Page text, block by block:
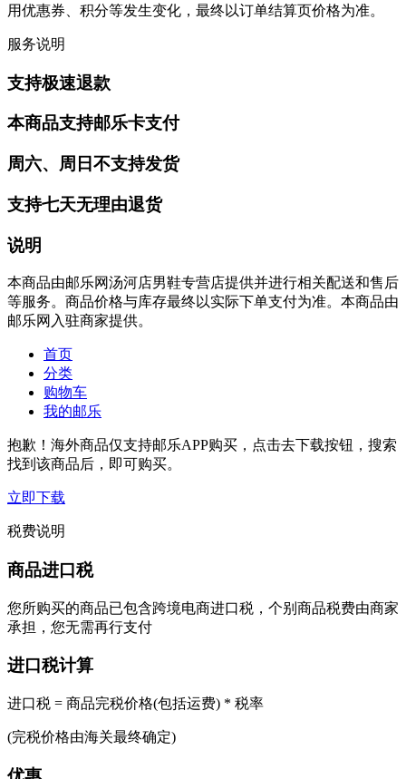
用优惠券、积分等发生变化，最终以订单结算页价格为准。
服务说明
支持极速退款
本商品支持邮乐卡支付
周六、周日不支持发货
支持七天无理由退货
说明
本商品由邮乐网汤河店男鞋专营店提供并进行相关配送和售后
等服务。商品价格与库存最终以实际下单支付为准。本商品由
邮乐网入驻商家提供。
首页
分类
购物车
我的邮乐
抱歉！海外商品仅支持邮乐APP购买，点击去下载按钮，搜索
找到该商品后，即可购买。
立即下载
税费说明
商品进口税
您所购买的商品已包含跨境电商进口税，个别商品税费由商家
承担，您无需再行支付
进口税计算
进口税 = 商品完税价格(包括运费) * 税率
(完税价格由海关最终确定)